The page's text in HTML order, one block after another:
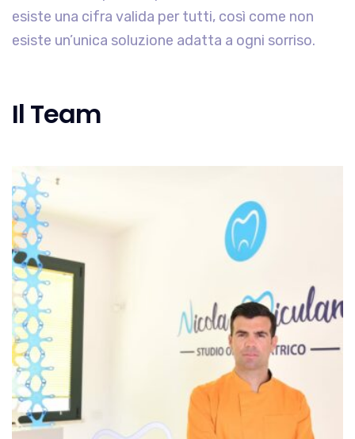
esiste una cifra valida per tutti, così come non
esiste un’unica soluzione adatta a ogni sorriso.
Il Team